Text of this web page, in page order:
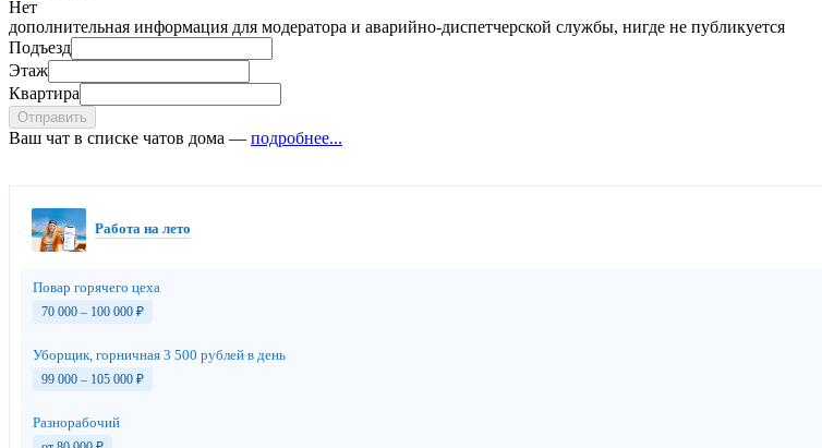
Нет
дополнительная информация для модератора и аварийно-диспетчерской службы, нигде не публикуется
Подъезд
Этаж
Квартира
Отправить
Ваш чат в списке чатов дома — подробнее...
Работа на лето
Повар горячего цеха
70 000 – 100 000 ₽
Уборщик, горничная 3 500 рублей в день
99 000 – 105 000 ₽
Разнорабочий